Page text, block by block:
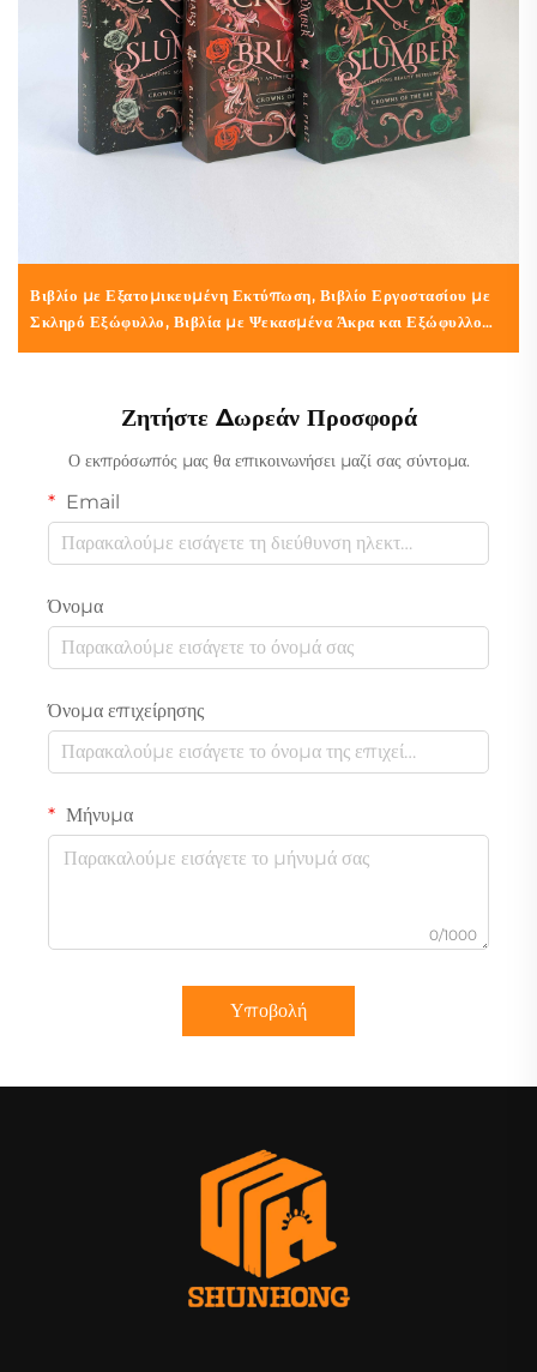
Βιβλίο με Εξατομικευμένη Εκτύπωση, Βιβλίο Εργοστασίου με
Σκληρό Εξώφυλλο, Βιβλία με Ψεκασμένα Άκρα και Εξώφυλλο
Ζητήστε Δωρεάν Προσφορά
Ο εκπρόσωπός μας θα επικοινωνήσει μαζί σας σύντομα.
Email
Όνομα
Όνομα επιχείρησης
Μήνυμα
0/1000
Υποβολή